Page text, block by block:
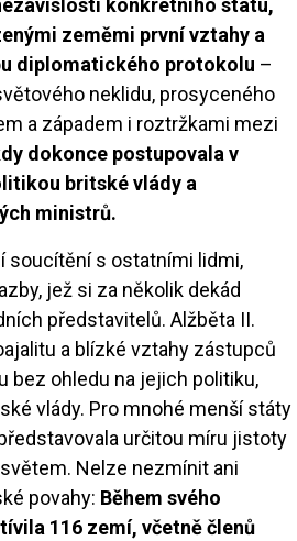
konkrétního státu,
zeměmi první vztahy a
diplomatického protokolu –
neklidu, prosyceného
a západem i roztržkami mezi
dokonce postupovala v
britské vlády a
ministrů.
soucítění s ostatními lidmi,
jež si za několik dekád
představitelů. Alžběta II.
a blízké vztahy zástupců
bez ohledu na jejich politiku,
vlády. Pro mnohé menší státy
určitou míru jistoty
Nelze nezmínit ani
povahy: Během svého
116 zemí, včetně členů